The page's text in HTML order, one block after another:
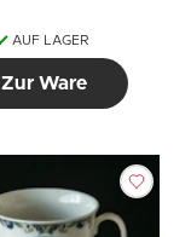
AUF LAGER
Zur Ware